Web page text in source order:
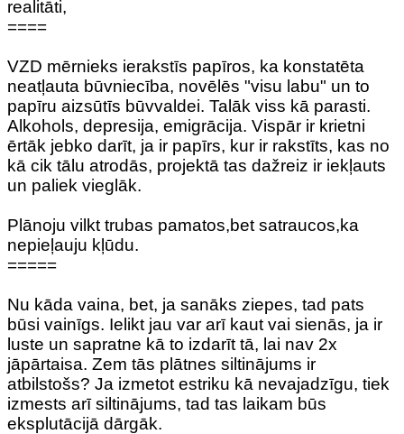
realitāti,
====
VZD mērnieks ierakstīs papīros, ka konstatēta
neatļauta būvniecība, novēlēs "visu labu" un to
papīru aizsūtīs būvvaldei. Talāk viss kā parasti.
Alkohols, depresija, emigrācija. Vispār ir krietni
ērtāk jebko darīt, ja ir papīrs, kur ir rakstīts, kas no
kā cik tālu atrodās, projektā tas dažreiz ir iekļauts
un paliek vieglāk.
Plānoju vilkt trubas pamatos,bet satraucos,ka
nepieļauju kļūdu.
=====
Nu kāda vaina, bet, ja sanāks ziepes, tad pats
būsi vainīgs. Ielikt jau var arī kaut vai sienās, ja ir
luste un sapratne kā to izdarīt tā, lai nav 2x
jāpārtaisa. Zem tās plātnes siltinājums ir
atbilstošs? Ja izmetot estriku kā nevajadzīgu, tiek
izmests arī siltinājums, tad tas laikam būs
eksplutācijā dārgāk.